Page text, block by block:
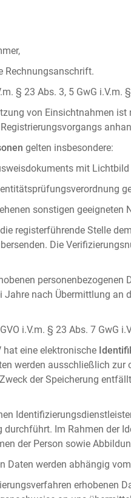
Rechnungsanschrift.
§ 23 Abs. 3, 5 GwG i.V.m.
von Einsichtnahmen
gelten insbesondere:
mit
sonstigen geeigneten
registerführende Stelle
Die
nach Übermittlung an
i.V.m. § 23 Abs. 7 GwG
hat eine elektronische
werden ausschließlich
der Speicherung
Im Rahmen der
der Person sowie
Daten werden abhängig
erhobenen